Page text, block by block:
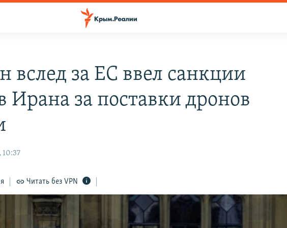
вслед за ЕС ввел санкции
Ирана за поставки дронов
10:37
Читать без VPN